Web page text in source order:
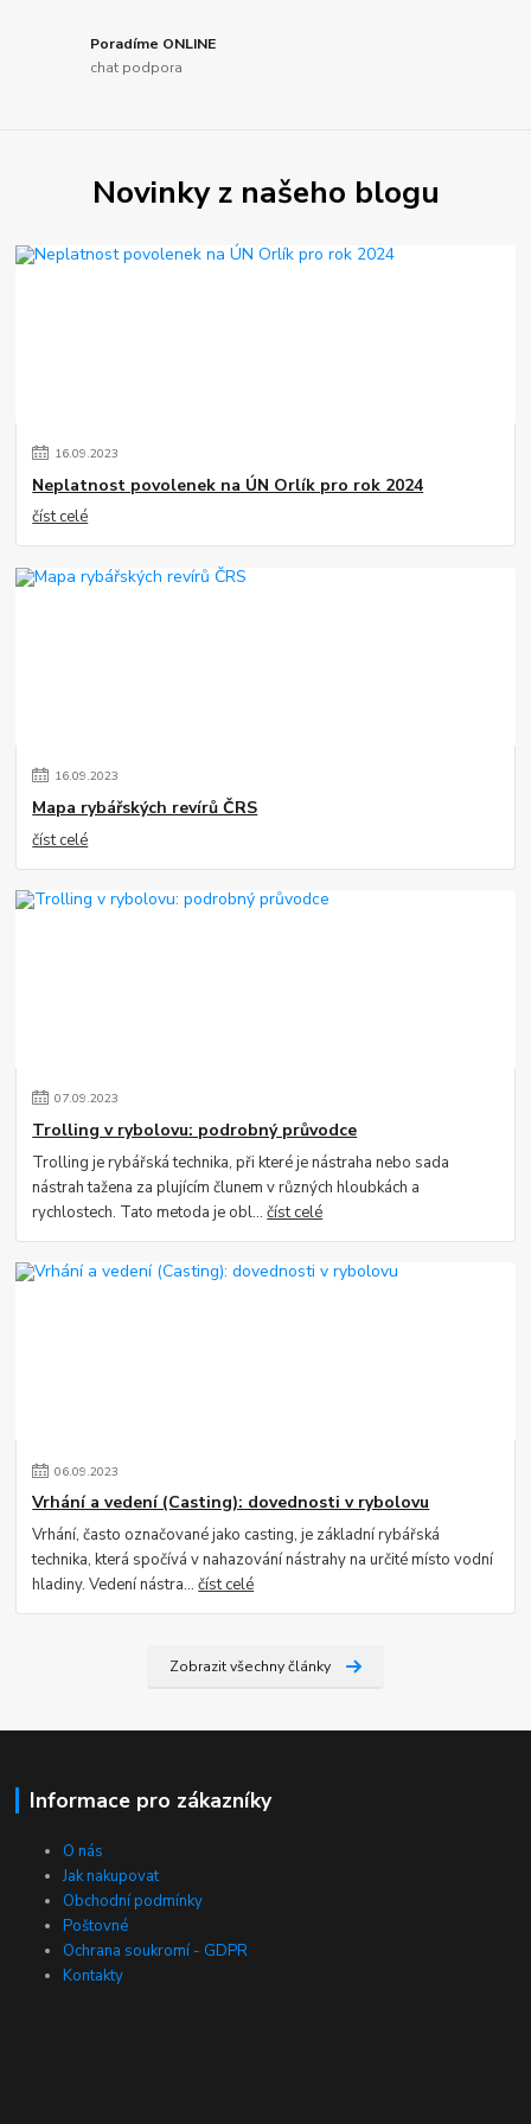
Poradíme ONLINE
chat podpora
Novinky z našeho blogu
16.09.2023
Neplatnost povolenek na ÚN Orlík pro rok 2024
číst celé
16.09.2023
Mapa rybářských revírů ČRS
číst celé
07.09.2023
Trolling v rybolovu: podrobný průvodce
Trolling je rybářská technika, při které je nástraha nebo sada
nástrah tažena za plujícím člunem v různých hloubkách a
rychlostech. Tato metoda je obl...číst celé
06.09.2023
Vrhání a vedení (Casting): dovednosti v rybolovu
Vrhání, často označované jako casting, je základní rybářská
technika, která spočívá v nahazování nástrahy na určité místo vodní
hladiny. Vedení nástra...číst celé
Zobrazit všechny články
Informace pro zákazníky
O nás
Jak nakupovat
Obchodní podmínky
Poštovné
Ochrana soukromí - GDPR
Kontakty